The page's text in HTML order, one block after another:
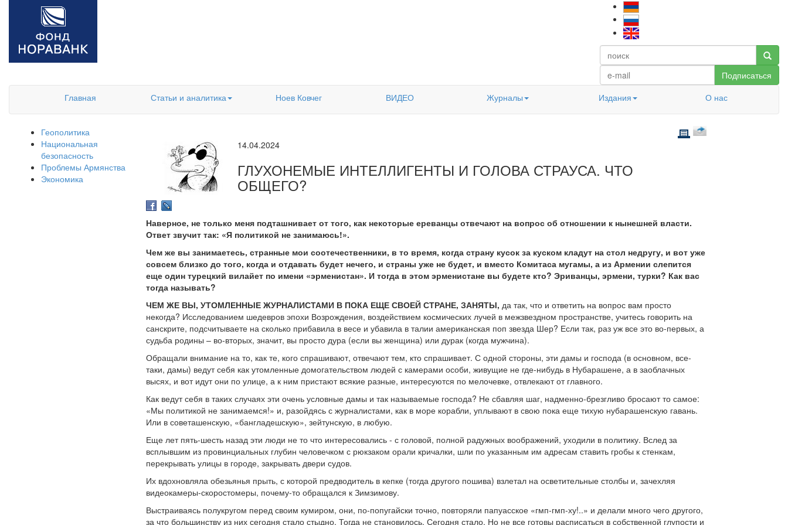
Подписаться
Главная
Статьи и аналитика Ноев Ковчег ВИДЕО Журналы Издания О нас
Геополитика
Национальная
безопасность
Проблемы Армянства
Экономика
14.04.2024
ГЛУХОНЕМЫЕ ИНТЕЛЛИГЕНТЫ И ГОЛОВА СТРАУСА. ЧТО
ОБЩЕГО?
Наверное, не только меня подташнивает от того, как некоторые ереванцы отвечают на вопрос об отношении к нынешней власти.
Ответ звучит так: «Я политикой не занимаюсь!».
Чем же вы занимаетесь, странные мои соотечественники, в то время, когда страну кусок за куском кладут на стол недругу, и вот уже
совсем близко до того, когда и отдавать будет нечего, и страны уже не будет, и вместо Комитаса мугамы, а из Армении слепится
еще один турецкий вилайет по имени «эрменистан». И тогда в этом эрменистане вы будете кто? Эриванцы, эрмени, турки? Как вас
тогда называть?
ЧЕМ ЖЕ ВЫ, УТОМЛЕННЫЕ ЖУРНАЛИСТАМИ В ПОКА ЕЩЕ СВОЕЙ СТРАНЕ, ЗАНЯТЫ, да так, что и ответить на вопрос вам просто
некогда? Исследованием шедевров эпохи Возрождения, воздействием космических лучей в межзвездном пространстве, учитесь говорить на
санскрите, подсчитываете на сколько прибавила в весе и убавила в талии американская поп звезда Шер? Если так, раз уж все это во-первых, а
судьба родины – во-вторых, значит, вы просто дура (если вы женщина) или дурак (когда мужчина).
Обращали внимание на то, как те, кого спрашивают, отвечают тем, кто спрашивает. С одной стороны, эти дамы и господа (в основном, все-
таки, дамы) ведут себя как утомленные домогательством людей с камерами особи, живущие не где-нибудь в Нубарашене, а в заоблачных
высях, и вот идут они по улице, а к ним пристают всякие разные, интересуются по мелочевке, отвлекают от главного.
Как ведут себя в таких случаях эти очень условные дамы и так называемые господа? Не сбавляя шаг, надменно-брезгливо бросают то самое:
«Мы политикой не занимаемся!» и, разойдясь с журналистами, как в море корабли, уплывают в свою пока еще тихую нубарашенскую гавань.
Или в советашенскую, «бангладешскую», зейтунскую, в любую.
Еще лет пять-шесть назад эти люди не то что интересовались - с головой, полной радужных воображений, уходили в политику. Вслед за
всплывшим из провинциальных глубин человечком с рюкзаком орали кричалки, шли по указанным им адресам ставить гробы к стенкам,
перекрывать улицы в городе, закрывать двери судов.
Их вдохновляла обезьянья прыть, с которой предводитель в кепке (тогда другого пошива) взлетал на осветительные столбы и, зачехляя
видеокамеры-скоростомеры, почему-то обращался к Зимзимову.
Выстраиваясь полукругом перед своим кумиром, они, по-попугайски точно, повторяли папуасское «гмп-гмп-ху!..» и делали много чего другого,
за что большинству из них сегодня стало стыдно. Тогда не становилось. Сегодня стало. Но не все готовы расписаться в собственной глупости и